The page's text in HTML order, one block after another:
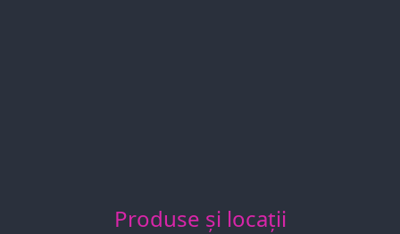
Produse și locații